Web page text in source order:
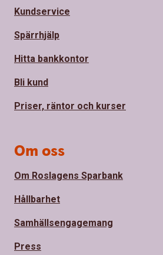
Kundservice
Spärrhjälp
Hitta bankkontor
Bli kund
Priser, räntor och kurser
Om oss
Om Roslagens Sparbank
Hållbarhet
Samhällsengagemang
Press